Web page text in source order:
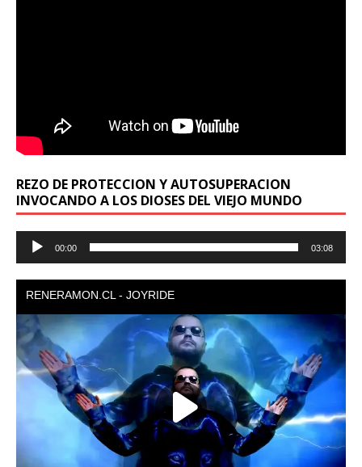
REZO DE PROTECCION Y AUTOSUPERACION
INVOCANDO A LOS DIOSES DEL VIEJO MUNDO
Reproductor
00:00 03:08